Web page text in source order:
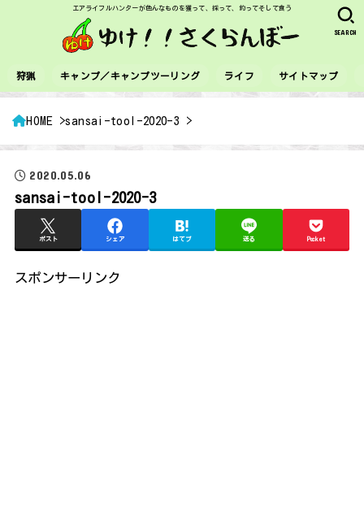
エアライフルハンターが色んなものを獲って、採って、釣ってそして食う
狩猟 キャンプ／キャンプツーリング ライフ サイトマップ
SEARCH
HOME sansai-tool-2020-3
2020.05.06
sansai-tool-2020-3
ポスト シェア はてブ 送る Pocket
スポンサーリンク